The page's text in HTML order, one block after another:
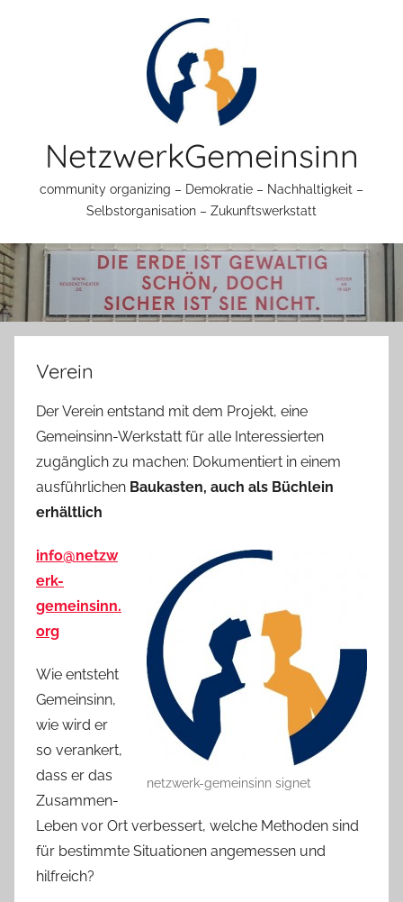
NetzwerkGemeinsinn
community organizing – Demokratie – Nachhaltigkeit –
Selbstorganisation – Zukunftswerkstatt
Verein
Der Verein entstand mit dem Projekt, eine
Gemeinsinn-Werkstatt für alle Interessierten
zugänglich zu machen: Dokumentiert in einem
ausführlichen Baukasten, auch als Büchlein
erhältlich
netzwerk-gemeinsinn signet
info@netzw
erk-
gemeinsinn.
org
Wie entsteht
Gemeinsinn,
wie wird er
so verankert,
dass er das
Zusammen-
Leben vor Ort verbessert, welche Methoden sind
für bestimmte Situationen angemessen und
hilfreich?